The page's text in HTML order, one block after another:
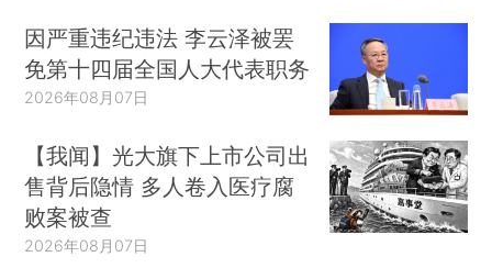
因严重违纪违法 李云泽被罢
免第十四届全国人大代表职务
2026年08月07日
【我闻】光大旗下上市公司出
售背后隐情 多人卷入医疗腐
败案被查
2026年08月07日